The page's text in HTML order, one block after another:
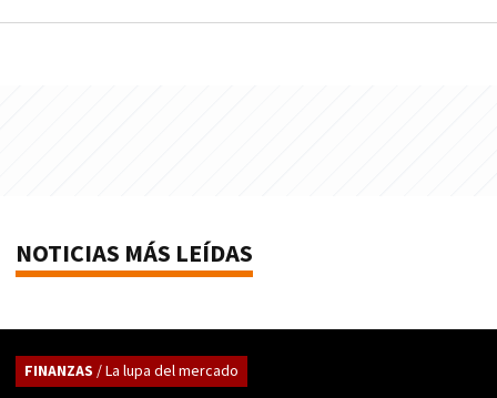
NOTICIAS MÁS LEÍDAS
FINANZAS / La lupa del mercado